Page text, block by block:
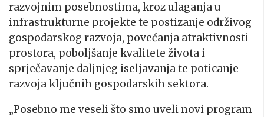
razvojnim posebnostima, kroz ulaganja u
infrastrukturne projekte te postizanje održivog
gospodarskog razvoja, povećanja atraktivnosti
prostora, poboljšanje kvalitete života i
sprječavanje daljnjeg iseljavanja te poticanje
razvoja ključnih gospodarskih sektora.
„Posebno me veseli što smo uveli novi program